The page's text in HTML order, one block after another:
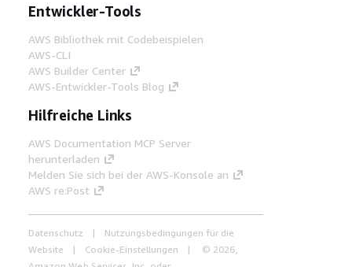
Entwickler-Tools
AWS Bibliothek mit Codebeispielen
AWS-CLI
AWS Builder Center
AWS-Entwickler-Tools Blog
Hilfreiche Links
AWS Documentation MCP Server
herunterladen
Melden Sie sich bei der AWS-Konsole an
AWS re:Post
Datenschutz
Nutzungsbedingungen für die
Website
Cookie-Einstellungen
© 2026,